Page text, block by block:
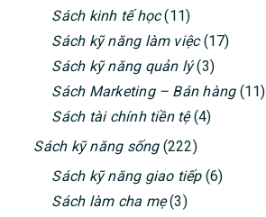
Sách kinh tế học(11)
Sách kỹ năng làm việc(17)
Sách kỹ năng quản lý(3)
Sách Marketing – Bán hàng(11)
Sách tài chính tiền tệ(4)
Sách kỹ năng sống(222)
Sách kỹ năng giao tiếp(6)
Sách làm cha mẹ(3)